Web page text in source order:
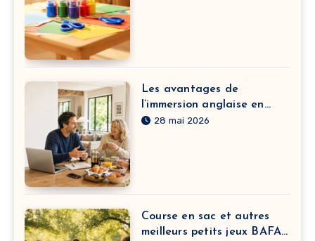
Les avantages de
l’immersion anglaise en
France pour adulte
28 mai 2026
Course en sac et autres
meilleurs petits jeux BAFA